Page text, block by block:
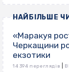
НАЙБІЛЬШЕ
«Маракуя
Черкащини
екзотики
14 394 переглядів